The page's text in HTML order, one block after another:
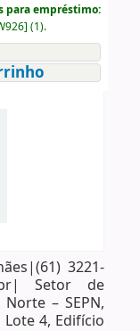
para empréstimo:
] (1).
3221-
Setor de
– SEPN,
4, Edifício